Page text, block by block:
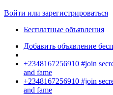
Войти или зарегистрироваться
Бесплатные объявления
Добавить объявление
+2348167256910 #join
and fame
+2348167256910 #join
and fame